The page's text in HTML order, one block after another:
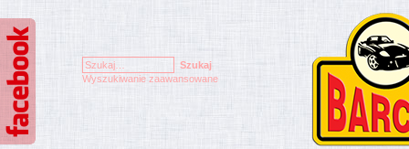
Wyszukiwanie zaawansowane